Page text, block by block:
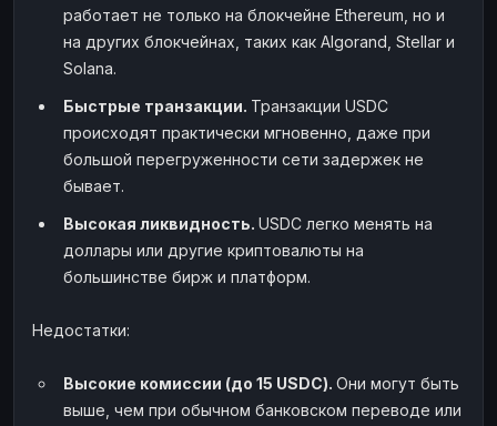
работает не только на блокчейне Ethereum, но и
на других блокчейнах, таких как Algorand, Stellar и
Solana.
Быстрые транзакции. Транзакции USDC
происходят практически мгновенно, даже при
большой перегруженности сети задержек не
бывает.
Высокая ликвидность. USDC легко менять на
доллары или другие криптовалюты на
большинстве бирж и платформ.
Недостатки:
Высокие комиссии (до 15 USDC). Они могут быть
выше, чем при обычном банковском переводе или